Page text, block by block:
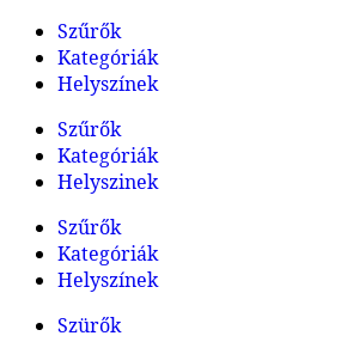
Szűrők
Kategóriák
Helyszínek
Szűrők
Kategóriák
Helyszinek
Szűrők
Kategóriák
Helyszínek
Szürők